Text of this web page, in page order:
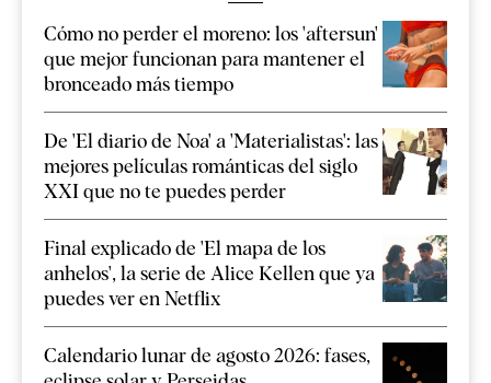
Cómo no perder el moreno: los 'aftersun'
que mejor funcionan para mantener el
bronceado más tiempo
De 'El diario de Noa' a 'Materialistas': las
mejores películas románticas del siglo
XXI que no te puedes perder
Final explicado de 'El mapa de los
anhelos', la serie de Alice Kellen que ya
puedes ver en Netflix
Calendario lunar de agosto 2026: fases,